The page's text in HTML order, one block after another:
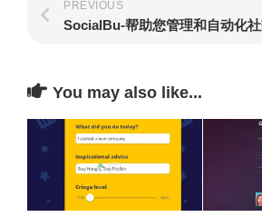
PREVIOUS
SocialBu-帮助您管理和自动化
You may also like...